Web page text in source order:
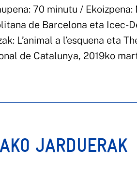
70 minutu /
de Barcelona eta Icec-
L’animal a l’esquena eta
de Catalunya, 2019ko
JARDUERAK